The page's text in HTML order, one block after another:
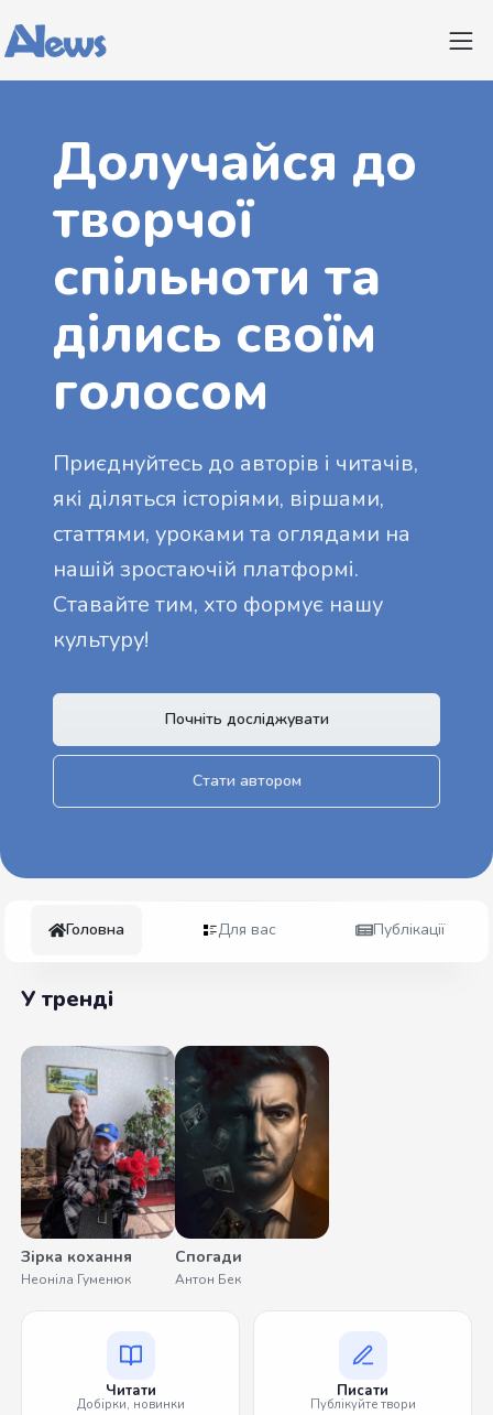
Долучайся до
творчої
спільноти та
ділись своїм
голосом
Приєднуйтесь до авторів і читачів,
які діляться історіями, віршами,
статтями, уроками та оглядами на
нашій зростаючій платформі.
Ставайте тим, хто формує нашу
культуру!
Почніть досліджувати
Стати автором
Головна Для вас Публікації
У тренді
Зірка кохання
Неоніла Гуменюк
Спогади
Антон Бек
Читати
Добірки, новинки
Писати
Публікуйте твори